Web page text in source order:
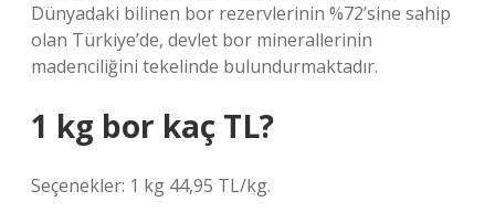
Dünyadaki bilinen bor rezervlerinin %72’sine sahip
olan Türkiye’de, devlet bor minerallerinin
madenciliğini tekelinde bulundurmaktadır.
1 kg bor kaç TL?
Seçenekler: 1 kg 44,95 TL/kg.